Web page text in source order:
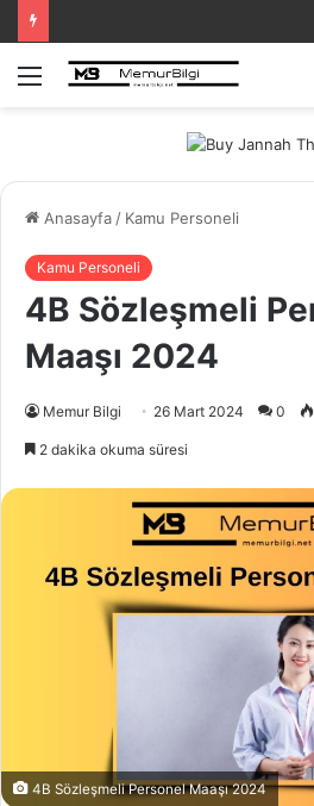
Menü
Anasayfa / Kamu Personeli
Kamu Personeli
4B Sözleşmeli
Maaşı 2024
Memur Bilgi 26 Mart 2024 0
2 dakika okuma süresi
4B Sözleşmeli Personel Maaşı 2024